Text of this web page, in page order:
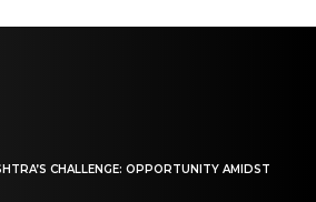
CHALLENGE: OPPORTUNITY AMIDST